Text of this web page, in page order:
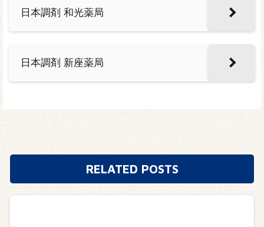
日本調剤 和光薬局
日本調剤 新座薬局
RELATED POSTS